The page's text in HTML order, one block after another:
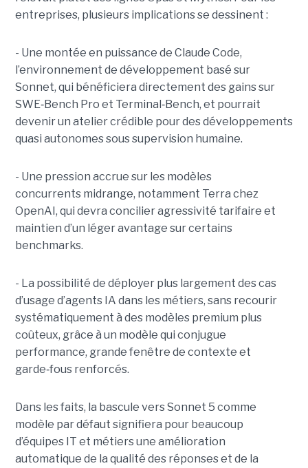
entreprises, plusieurs implications se dessinent :
- Une montée en puissance de Claude Code,
l’environnement de développement basé sur
Sonnet, qui bénéficiera directement des gains sur
SWE‑Bench Pro et Terminal‑Bench, et pourrait
devenir un atelier crédible pour des développements
quasi autonomes sous supervision humaine.
- Une pression accrue sur les modèles
concurrents midrange, notamment Terra chez
OpenAI, qui devra concilier agressivité tarifaire et
maintien d’un léger avantage sur certains
benchmarks.
- La possibilité de déployer plus largement des cas
d’usage d’agents IA dans les métiers, sans recourir
systématiquement à des modèles premium plus
coûteux, grâce à un modèle qui conjugue
performance, grande fenêtre de contexte et
garde‑fous renforcés.
Dans les faits, la bascule vers Sonnet 5 comme
modèle par défaut signifiera pour beaucoup
d’équipes IT et métiers une amélioration
automatique de la qualité des réponses et de la